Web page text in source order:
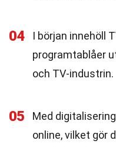
04
I början innehöll
programtablåer
och TV-industrin.
05
Med
online, vilket gör